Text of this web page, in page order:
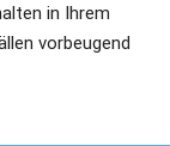
in Ihrem
vorbeugend